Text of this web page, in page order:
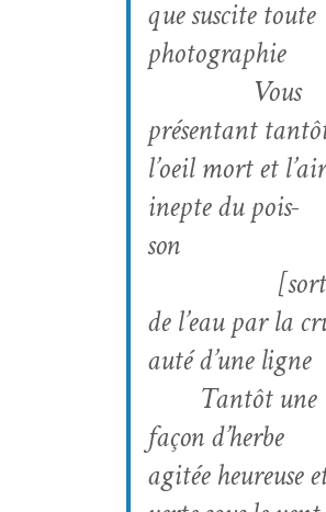
que sus­cite toute
photographie
Vous
présen­tant
l’oeil mort et l’air
inepte du pois­
son
de l’eau par la
auté d’une ligne
Tan­tôt une
façon d’herbe
agitée heureuse